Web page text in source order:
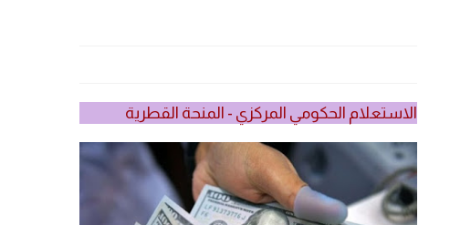
الاستعلام الحكومي المركزي - المنحة القطرية